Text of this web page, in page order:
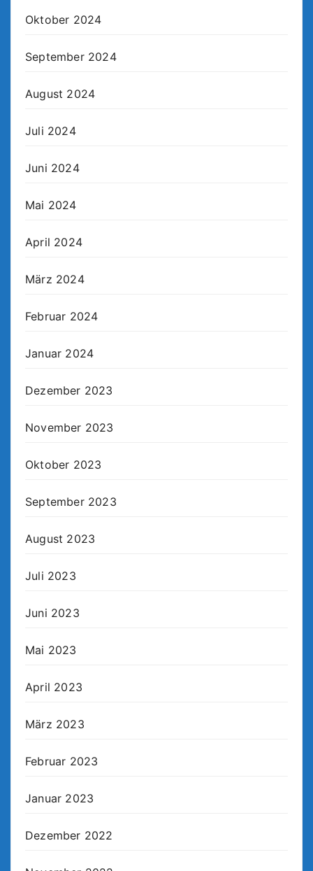
Oktober 2024
September 2024
August 2024
Juli 2024
Juni 2024
Mai 2024
April 2024
März 2024
Februar 2024
Januar 2024
Dezember 2023
November 2023
Oktober 2023
September 2023
August 2023
Juli 2023
Juni 2023
Mai 2023
April 2023
März 2023
Februar 2023
Januar 2023
Dezember 2022